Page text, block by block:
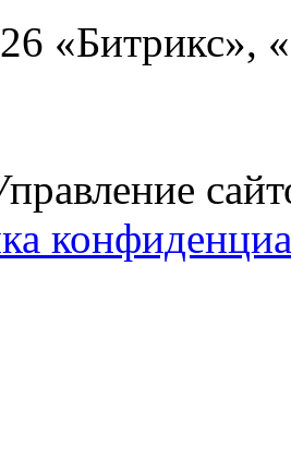
«Битрикс»,